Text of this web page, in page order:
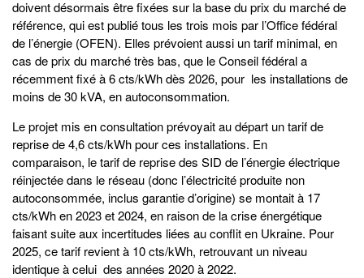
doivent désormais être fixées sur la base du prix du marché de
référence, qui est publié tous les trois mois par l’Office fédéral
de l’énergie (OFEN). Elles prévoient aussi un tarif minimal, en
cas de prix du marché très bas, que le Conseil fédéral a
récemment fixé à 6 cts/kWh dès 2026, pour les installations de
moins de 30 kVA, en autoconsommation.
Le projet mis en consultation prévoyait au départ un tarif de
reprise de 4,6 cts/kWh pour ces installations. En
comparaison, le tarif de reprise des SID de l’énergie électrique
réinjectée dans le réseau (donc l’électricité produite non
autoconsommée, inclus garantie d’origine) se montait à 17
cts/kWh en 2023 et 2024, en raison de la crise énergétique
faisant suite aux incertitudes liées au conflit en Ukraine. Pour
2025, ce tarif revient à 10 cts/kWh, retrouvant un niveau
identique à celui des années 2020 à 2022.